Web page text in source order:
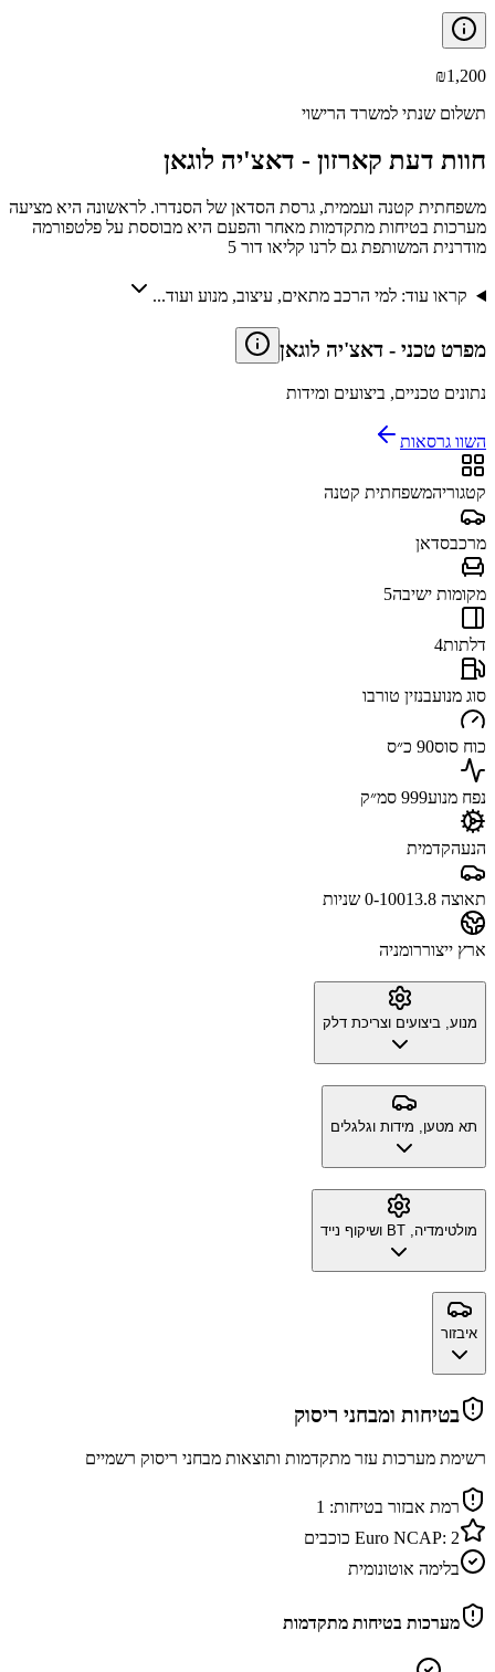
₪1,200
תשלום שנתי למשרד הרישוי
חוות דעת קארזון - דאצ'יה לוגאן
משפחתית קטנה ועממית, גרסת הסדאן של הסנדרו. לראשונה היא מציעה
מערכות בטיחות מתקדמות מאחר והפעם היא מבוססת על פלטפורמה
מודרנית המשותפת גם לרנו קליאו דור 5
קראו עוד: למי הרכב מתאים, עיצוב, מנוע ועוד...
מפרט טכני - דאצ'יה לוגאן
נתונים טכניים, ביצועים ומידות
השוו גרסאות
קטגוריהמשפחתית קטנה
מרכבסדאן
מקומות ישיבה5
דלתות4
סוג מנועבנזין טורבו
כוח סוס90 כ״ס
נפח מנוע999 סמ״ק
הנעהקדמית
תאוצה 0-100 13.8 שניות
ארץ ייצוררומניה
מנוע, ביצועים וצריכת דלק
תא מטען, מידות וגלגלים
מולטימדיה, BT ושיקוף נייד
איבזור
בטיחות ומבחני ריסוק
רשימת מערכות עזר מתקדמות ותוצאות מבחני ריסוק רשמיים
רמת אבזור בטיחות: 1
Euro NCAP: 2
כוכבים
בלימה אוטונומית
מערכות בטיחות מתקדמות